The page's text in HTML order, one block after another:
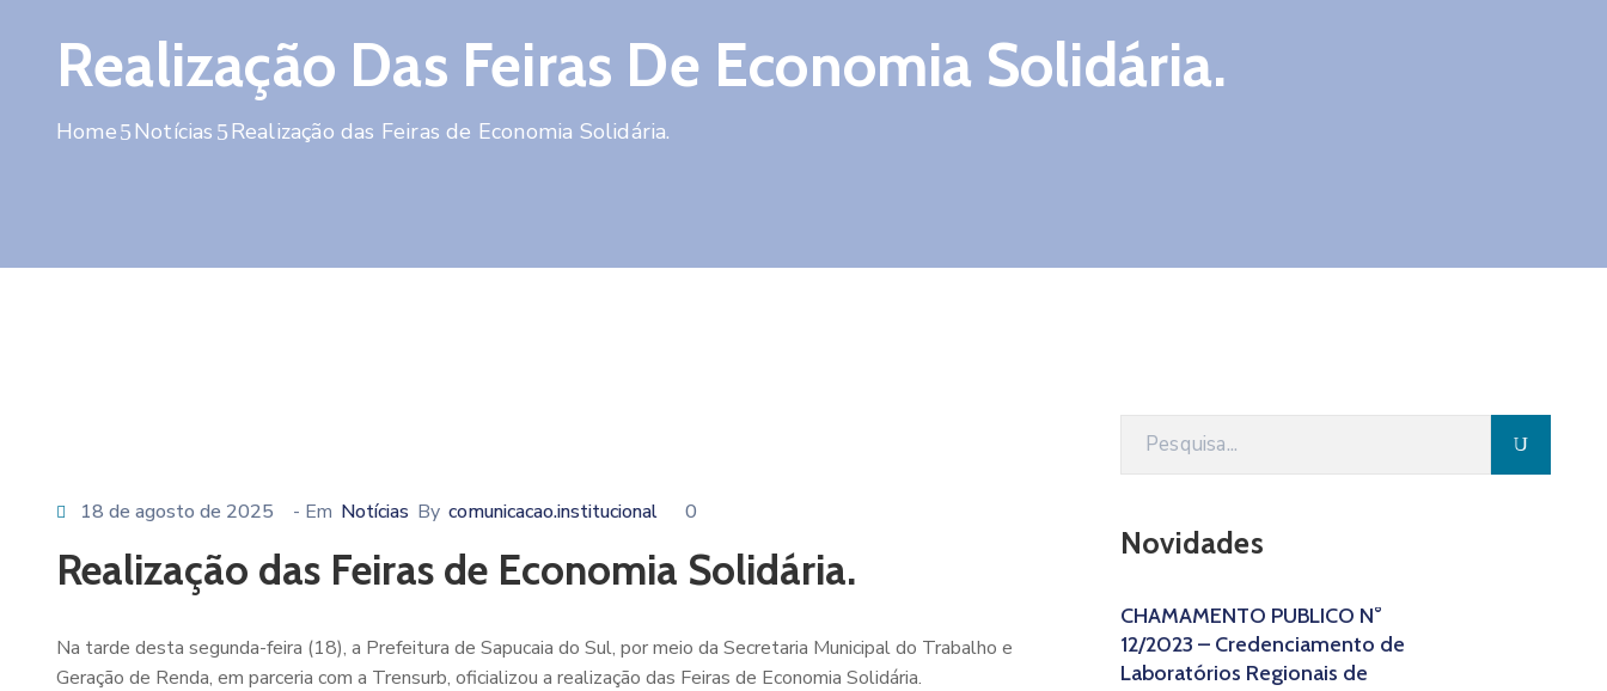
Realização Das Feiras De Economia Solidária.
Home Notícias Realização das Feiras de Economia Solidária.
18 de agosto de 2025 - Em Notícias By comunicacao.institucional 0
Realização das Feiras de Economia Solidária.
Na tarde desta segunda-feira (18), a Prefeitura de Sapucaia do Sul, por meio da Secretaria Municipal do Trabalho e
Geração de Renda, em parceria com a Trensurb, oficializou a realização das Feiras de Economia Solidária.
Novidades
CHAMAMENTO PÚBLICO N°
12/2023 – Credenciamento de
Laboratórios Regionais de